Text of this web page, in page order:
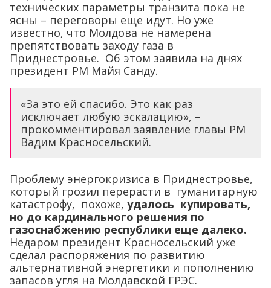
технических параметры транзита пока не
ясны – переговоры еще идут. Но уже
известно, что Молдова не намерена
препятствовать заходу газа в
Приднестровье. Об этом заявила на днях
президент РМ Майя Санду.
«За это ей спасибо. Это как раз
исключает любую эскалацию», –
прокомментировал заявление главы РМ
Вадим Красносельский.
Проблему энергокризиса в Приднестровье,
который грозил перерасти в гуманитарную
катастрофу, похоже, удалось купировать,
но до кардинального решения по
газоснабжению республики еще далеко.
Недаром президент Красносельский уже
сделал распоряжения по развитию
альтернативной энергетики и пополнению
запасов угля на Молдавской ГРЭС.